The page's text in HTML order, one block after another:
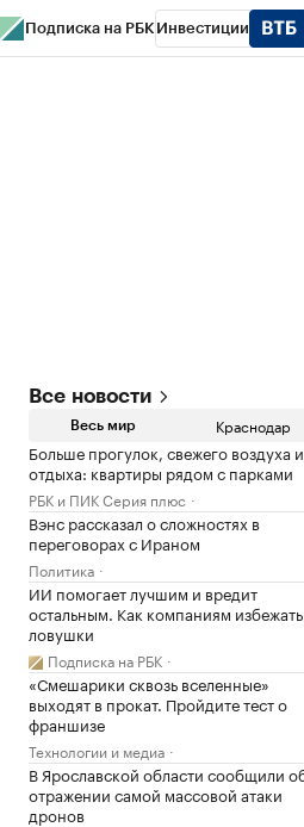
Подписка на РБК Инвестиции
Все новости
Весь мир Краснодар
Больше прогулок, свежего воздуха и
отдыха: квартиры рядом с парками
РБК и ПИК Серия плюс
Вэнс рассказал о сложностях в
переговорах с Ираном
Политика
ИИ помогает лучшим и вредит
остальным. Как компаниям избежать
ловушки
Подписка на РБК
«Смешарики сквозь вселенные»
выходят в прокат. Пройдите тест о
франшизе
Технологии и медиа
В Ярославской области сообщили
отражении самой массовой атаки
дронов